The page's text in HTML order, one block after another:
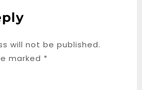
will not be published.
marked *